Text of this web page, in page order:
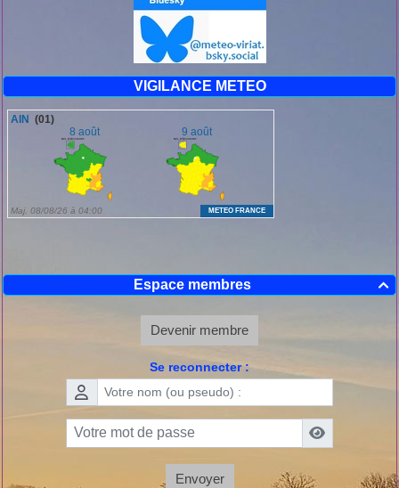
VIGILANCE METEO

Espace membres
Devenir membre
Se reconnecter :
Envoyer